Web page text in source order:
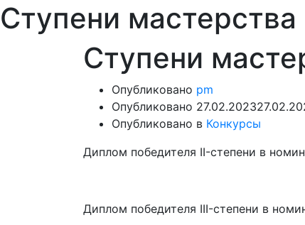
Ступени мастерства
Ступени
Опубликовано pm
Опубликовано 27.02.2023
Опубликовано в Конкурсы
Диплом победителя II-степени в
Диплом победителя III-степени в